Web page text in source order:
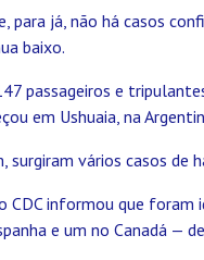
para já, não há casos
baixo.
passageiros e
em Ushuaia, na
surgiram vários casos
CDC informou que
e um no Canadá —